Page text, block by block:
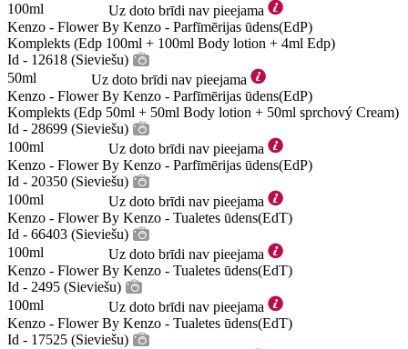
100ml
Uz doto brīdi nav pieejama
Kenzo - Flower By Kenzo - Parfīmērijas ūdens(EdP)
Komplekts (Edp 100ml + 100ml Body lotion + 4ml Edp)
Id - 12618 (Sieviešu)
50ml
Uz doto brīdi nav pieejama
Kenzo - Flower By Kenzo - Parfīmērijas ūdens(EdP)
Komplekts (Edp 50ml + 50ml Body lotion + 50ml sprchový Cream)
Id - 28699 (Sieviešu)
100ml
Uz doto brīdi nav pieejama
Kenzo - Flower By Kenzo - Parfīmērijas ūdens(EdP)
Id - 20350 (Sieviešu)
100ml
Uz doto brīdi nav pieejama
Kenzo - Flower By Kenzo - Tualetes ūdens(EdT)
Id - 66403 (Sieviešu)
100ml
Uz doto brīdi nav pieejama
Kenzo - Flower By Kenzo - Tualetes ūdens(EdT)
Id - 2495 (Sieviešu)
100ml
Uz doto brīdi nav pieejama
Kenzo - Flower By Kenzo - Tualetes ūdens(EdT)
Id - 17525 (Sieviešu)